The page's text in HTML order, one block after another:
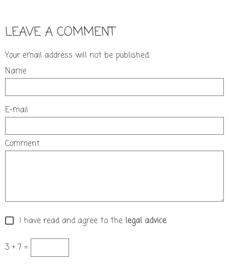
LEAVE A COMMENT
Your email address will not be published.
Name
E-mail
Comment
I have read and agree to the legal advice.
3 + 7 =